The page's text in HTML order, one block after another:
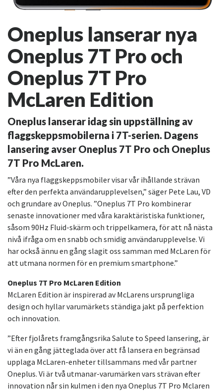
Oneplus lanserar nya
Oneplus 7T Pro och
Oneplus 7T Pro
McLaren Edition
Oneplus lanserar idag sin uppställning av
flaggskeppsmobilerna i 7T-serien. Dagens
lansering avser Oneplus 7T Pro och Oneplus
7T Pro McLaren.
”Våra nya flaggskeppsmobiler visar vår ihållande strävan
efter den perfekta användarupplevelsen,” säger Pete Lau, VD
och grundare av Oneplus. ”Oneplus 7T Pro kombinerar
senaste innovationer med våra karaktäristiska funktioner,
såsom 90Hz Fluid-skärm och trippelkamera, för att nå nästa
nivå ifråga om en snabb och smidig användarupplevelse. Vi
har också ännu en gång slagit oss samman med McLaren för
att utmana normen för en premium smartphone.”
Oneplus 7T Pro McLaren Edition
McLaren Edition är inspirerad av McLarens ursprungliga
design och hyllar varumärkets ständiga jakt på perfektion
och innovation.
”Efter fjolårets framgångsrika Salute to Speed lansering, är
vi än en gång jätteglada över att få lansera en begränsad
upplaga McLaren-enheter tillsammans med vår partner
Oneplus. Vi är två utmanar-varumärken vars strävan efter
innovation når sin kulmen i den nya Oneplus 7T Pro Mclaren